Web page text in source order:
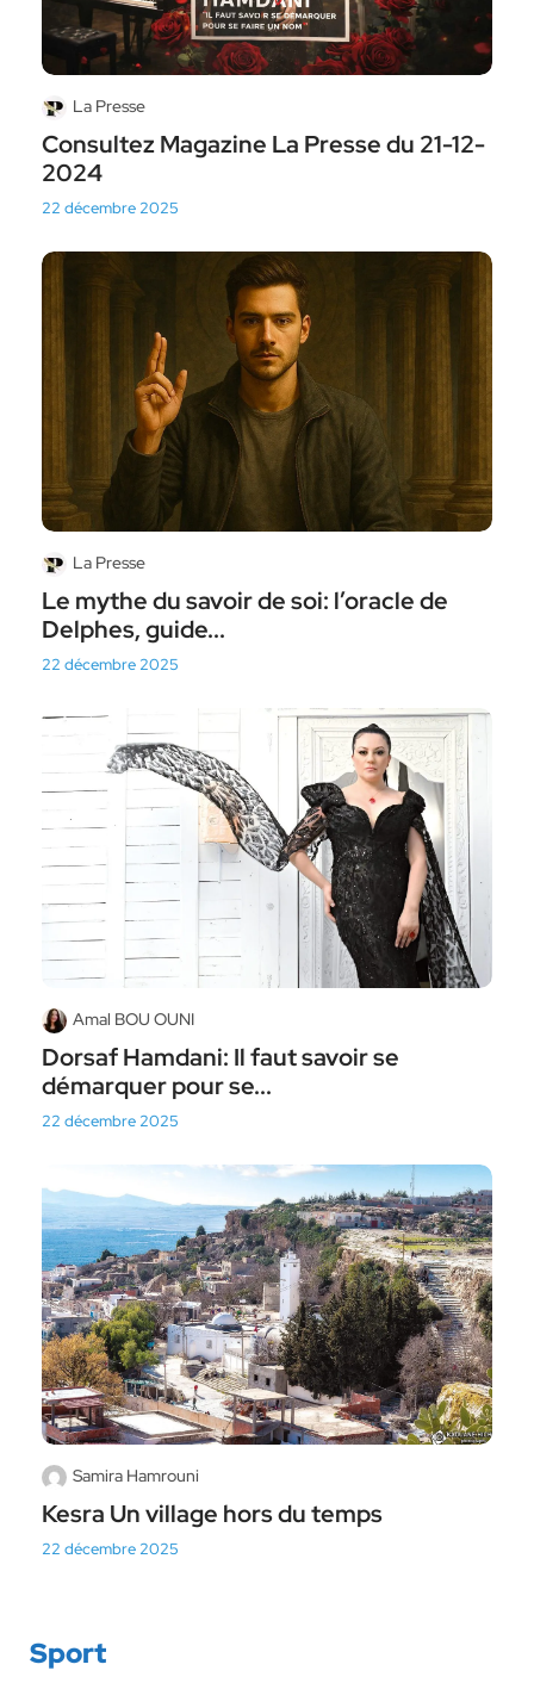
La Presse
Consultez Magazine La Presse du 21-12-
2024
22 décembre 2025
La Presse
Le mythe du savoir de soi: l’oracle de
Delphes, guide...
22 décembre 2025
Amal BOU OUNI
Dorsaf Hamdani: Il faut savoir se
démarquer pour se...
22 décembre 2025
Samira Hamrouni
Kesra Un village hors du temps
22 décembre 2025
Sport